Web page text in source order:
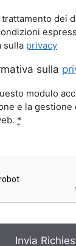
dei
sulla privacy
sulla
modulo
e la gestione
*